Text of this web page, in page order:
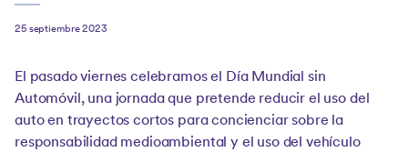
25 septiembre 2023
El pasado viernes celebramos el Día Mundial sin
Automóvil, una jornada que pretende reducir el uso del
auto en trayectos cortos para concienciar sobre la
responsabilidad medioambiental y el uso del vehículo